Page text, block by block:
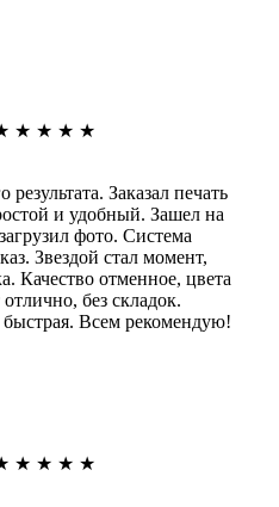
★ ★ ★ ★
Заказал печать
и удобный. Зашел на
фото. Система
Звездой стал момент,
Качество отменное, цвета
без складок.
быстрая. Всем рекомендую!
★ ★ ★ ★